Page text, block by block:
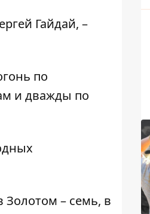
Гайдай, –
по
и дважды по
Золотом – семь, в